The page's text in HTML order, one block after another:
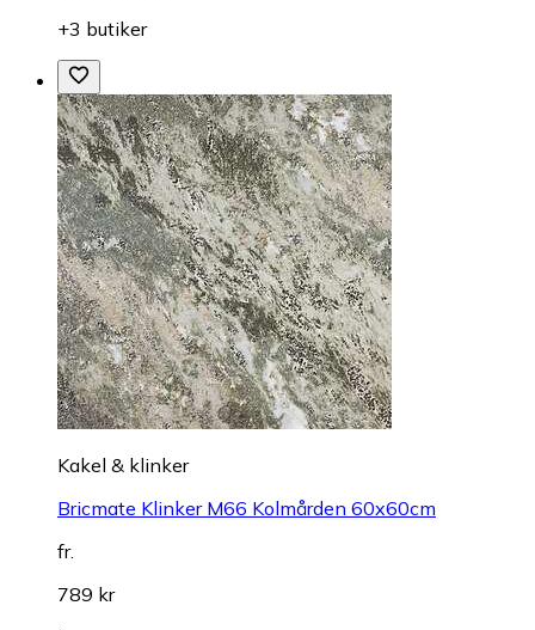
+3 butiker
Kakel & klinker
Bricmate Klinker M66 Kolmården 60x60cm
fr.
789 kr